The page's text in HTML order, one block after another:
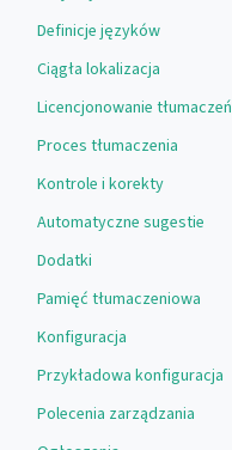
Definicje języków
Ciągła lokalizacja
Licencjonowanie tłumaczeń
Proces tłumaczenia
Kontrole i korekty
Automatyczne sugestie
Dodatki
Pamięć tłumaczeniowa
Konfiguracja
Przykładowa konfiguracja
Polecenia zarządzania